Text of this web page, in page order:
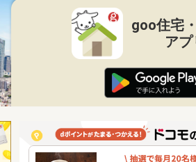
goo住宅
アプ